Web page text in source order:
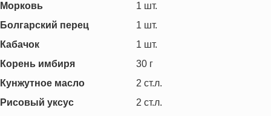
Морковь
1 шт.
Болгарский перец
1 шт.
Кабачок
1 шт.
Корень имбиря
30 г
Кунжутное масло
2 ст.л.
Рисовый уксус
2 ст.л.